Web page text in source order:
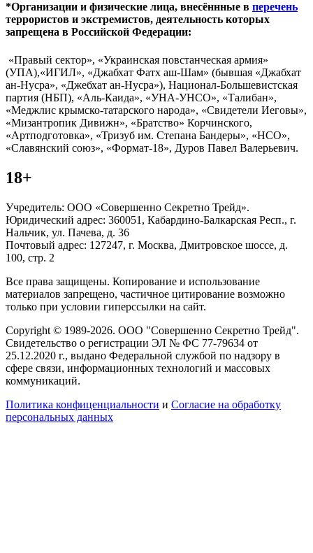
*Организации и физические лица, внесённные в перечень
террористов и экстремистов, деятельность которых
запрещена в Российской Федерации:
«Правый сектор», «Украинская повстанческая армия»
(УПА),«ИГИЛ», «Джабхат Фатх аш-Шам» (бывшая «Джабхат
ан-Нусра», «Джебхат ан-Нусра»), Национал-Большевистская
партия (НБП), «Аль-Каида», «УНА-УНСО», «Талибан»,
«Меджлис крымско-татарского народа», «Свидетели Иеговы»,
«Мизантропик Дивижн», «Братство» Корчинского,
«Артподготовка», «Тризуб им. Степана Бандеры», «НСО»,
«Славянский союз», «Формат-18», Дуров Павел Валерьевич.
18+
Учредитель: ООО «Совершенно Секретно Трейд».
Юридический адрес: 360051, Кабардино-Балкарская Респ., г.
Нальчик, ул. Пачева, д. 36
Почтовый адрес: 127247, г. Москва, Дмитровское шоссе, д.
100, стр. 2
Все права защищены. Копирование и использование
материалов запрещено, частичное цитирование возможно
только при условии гиперссылки на сайт.
Copyright © 1989-2026. ООО "Совершенно Секретно Трейд".
Свидетельство о регистрации ЭЛ № ФС 77-79634 от
25.12.2020 г., выдано Федеральной службой по надзору в
сфере связи, информационных технологий и массовых
коммуникаций.
Политика конфиценциальности и Согласие на обработку
персональных данных